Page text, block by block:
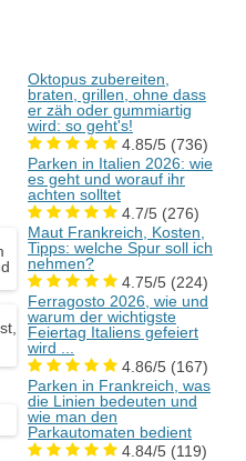
Oktopus zubereiten,
braten, grillen, ohne dass
er zäh oder gummiartig
wird: so geht's!
4.85/5 (736)
Parken in Italien 2026: wie
es geht und worauf ihr
achten solltet
4.7/5 (276)
Maut Frankreich, Kosten,
Tipps: welche Spur soll ich
nehmen?
4.75/5 (224)
Ferragosto 2026, wie und
warum der wichtigste
Feiertag Italiens gefeiert
wird ...
4.86/5 (167)
Parken in Frankreich, was
die Linien bedeuten und
wie man den
Parkautomaten bedient
4.84/5 (119)